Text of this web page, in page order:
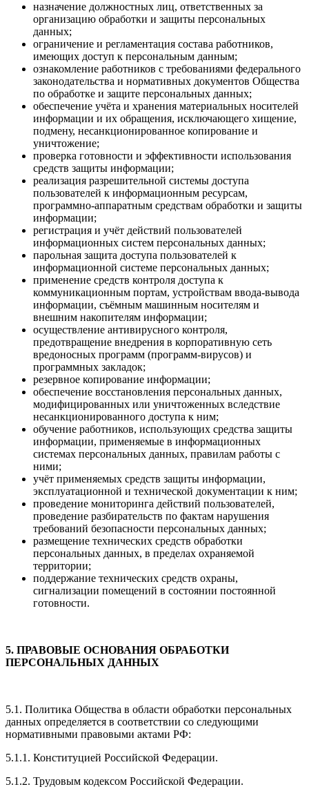
назначение должностных лиц, ответственных за
организацию обработки и защиты персональных
данных;
ограничение и регламентация состава работников,
имеющих доступ к персональным данным;
ознакомление работников с требованиями федерального
законодательства и нормативных документов Общества
по обработке и защите персональных данных;
обеспечение учёта и хранения материальных носителей
информации и их обращения, исключающего хищение,
подмену, несанкционированное копирование и
уничтожение;
проверка готовности и эффективности использования
средств защиты информации;
реализация разрешительной системы доступа
пользователей к информационным ресурсам,
программно-аппаратным средствам обработки и защиты
информации;
регистрация и учёт действий пользователей
информационных систем персональных данных;
парольная защита доступа пользователей к
информационной системе персональных данных;
применение средств контроля доступа к
коммуникационным портам, устройствам ввода-вывода
информации, съёмным машинным носителям и
внешним накопителям информации;
осуществление антивирусного контроля,
предотвращение внедрения в корпоративную сеть
вредоносных программ (программ-вирусов) и
программных закладок;
резервное копирование информации;
обеспечение восстановления персональных данных,
модифицированных или уничтоженных вследствие
несанкционированного доступа к ним;
обучение работников, использующих средства защиты
информации, применяемые в информационных
системах персональных данных, правилам работы с
ними;
учёт применяемых средств защиты информации,
эксплуатационной и технической документации к ним;
проведение мониторинга действий пользователей,
проведение разбирательств по фактам нарушения
требований безопасности персональных данных;
размещение технических средств обработки
персональных данных, в пределах охраняемой
территории;
поддержание технических средств охраны,
сигнализации помещений в состоянии постоянной
готовности.
5. ПРАВОВЫЕ ОСНОВАНИЯ ОБРАБОТКИ
ПЕРСОНАЛЬНЫХ ДАННЫХ
5.1. Политика Общества в области обработки персональных
данных определяется в соответствии со следующими
нормативными правовыми актами РФ:
5.1.1. Конституцией Российской Федерации.
5.1.2. Трудовым кодексом Российской Федерации.